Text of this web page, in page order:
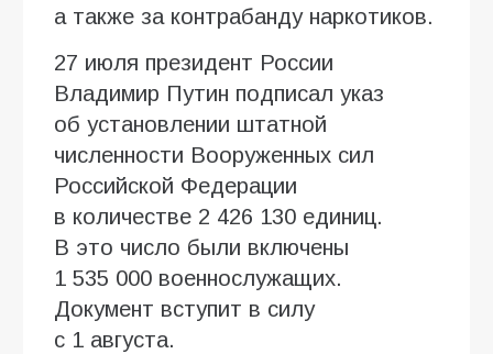
а также за контрабанду наркотиков.
27 июля президент России
Владимир Путин подписал указ
об установлении штатной
численности Вооруженных сил
Российской Федерации
в количестве 2 426 130 единиц.
В это число были включены
1 535 000 военнослужащих.
Документ вступит в силу
с 1 августа.